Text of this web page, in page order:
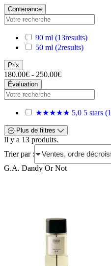
Contenance
90 ml (13results)
50 ml (2results)
Prix
180.00€ - 250.00€
Évaluation
★★★★★ 5,0 5 stars (1
Plus de filtres
Il y a 13 produits.
Trier par :
G.A. Dandy Or Not